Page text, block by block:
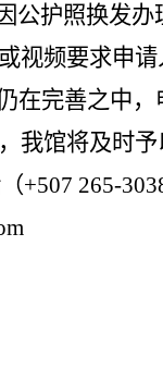
公护照换发
视频要求申
在完善之中
我馆将及时
+507 265-